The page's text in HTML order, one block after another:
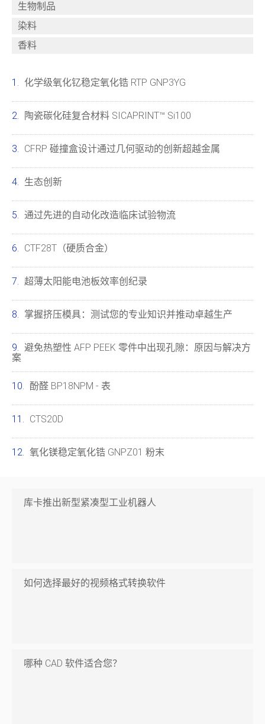
生物制品
染料
香料
化学级氧化钇稳定氧化锆 RTP GNP3YG
陶瓷碳化硅复合材料 SICAPRINT™ Si100
CFRP 碰撞盒设计通过几何驱动的创新超越金属
生态创新
通过先进的自动化改造临床试验物流
CTF28T（硬质合金）
超薄太阳能电池板效率创纪录
掌握挤压模具：测试您的专业知识并推动卓越生产
避免热塑性 AFP PEEK 零件中出现孔隙：原因与解决方
案
酚醛 BP18NPM - 表
CTS20D
氧化镁稳定氧化锆 GNPZ01 粉末
库卡推出新型紧凑型工业机器人
如何选择最好的视频格式转换软件
哪种 CAD 软件适合您？